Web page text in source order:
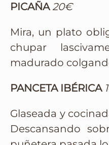
PICAÑA 20€
Mira, un plato
chupar
madurado
PANCETA IBÉRICA
Glaseada y
Descansando